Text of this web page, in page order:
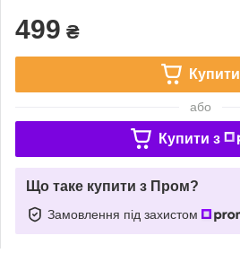
499 ₴
Купити
або
Купити з
Що таке купити з Пром?
Замовлення під захистом